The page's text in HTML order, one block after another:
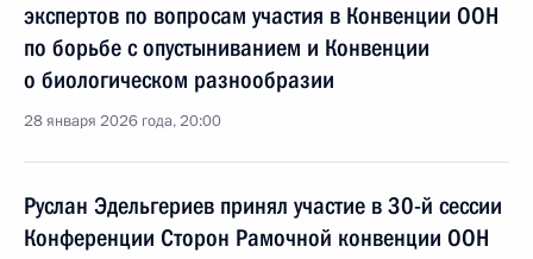
экспертов по вопросам участия в Конвенции ООН
по борьбе с опустыниванием и Конвенции
о биологическом разнообразии
28 января 2026 года, 20:00
Руслан Эдельгериев принял участие в 30-й сессии
Конференции Сторон Рамочной конвенции ООН